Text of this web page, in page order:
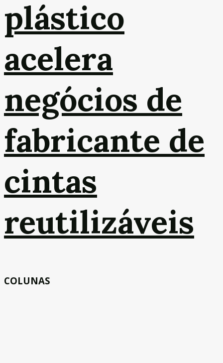
plástico
acelera
negócios de
fabricante de
cintas
reutilizáveis
COLUNAS